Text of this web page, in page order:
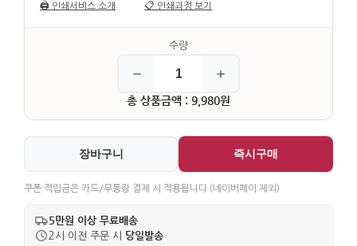
🖨️ 인쇄서비스 소개 📋 인쇄과정 보기
총 상품금액 : 9,980원
장바구니 즉시구매
쿠폰·적립금은 카드/무통장 결제 시 적용됩니다 (네이버페이 제외)
5만원 이상 무료배송
2시 이전 주문 시 당일발송